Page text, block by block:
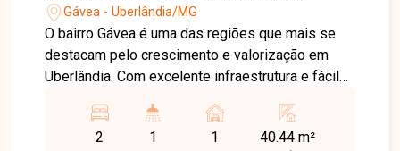
Uberlândia-MG
Gávea - Uberlândia/MG
O bairro Gávea é uma das regiões que mais se
destacam pelo crescimento e valorização em
Uberlândia. Com excelente infraestrutura e fácil
oferece praticidade no dia a dia, além de estar
próximo a comércios, escolas, supermercados e
2 1 1 40.44 m²